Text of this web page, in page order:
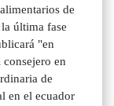
de
última fase
"en
en
de
en el ecuador